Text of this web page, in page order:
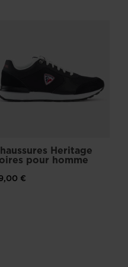
Heritage
pour homme
€